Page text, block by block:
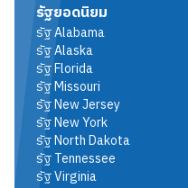
รัฐยอดนิยม
รัฐAlabama
รัฐAlaska
รัฐFlorida
รัฐMissouri
รัฐNew Jersey
รัฐNew York
รัฐNorth Dakota
รัฐTennessee
รัฐVirginia